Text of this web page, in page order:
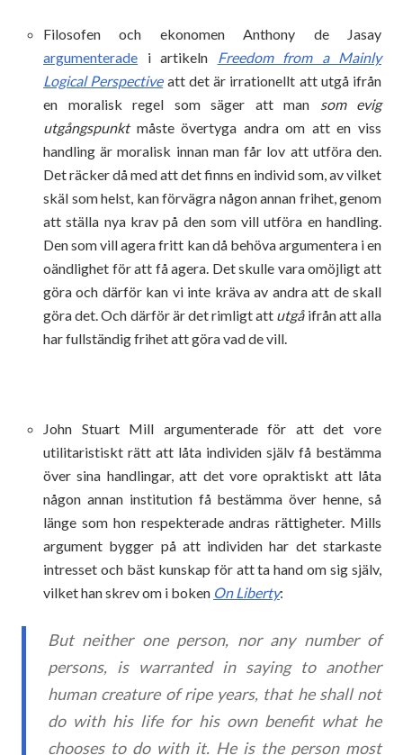
Filosofen och ekonomen Anthony de Jasay
argumenterade i artikeln Freedom from a Mainly
Logical Perspectiveatt det är irrationellt att utgå ifrån
en moralisk regel som säger att man som evig
utgångspunkt måste övertyga andra om att en viss
handling är moralisk innan man får lov att utföra den.
Det räcker då med att det finns en individ som, av vilket
skäl som helst, kan förvägra någon annan frihet, genom
att ställa nya krav på den som vill utföra en handling.
Den som vill agera fritt kan då behöva argumentera i en
oändlighet för att få agera. Det skulle vara omöjligt att
göra och därför kan vi inte kräva av andra att de skall
göra det. Och därför är det rimligt att utgåifrån att alla
har fullständig frihet att göra vad de vill.
John Stuart Mill argumenterade för att det vore
utilitaristiskt rätt att låta individen själv få bestämma
över sina handlingar, att det vore opraktiskt att låta
någon annan institution få bestämma över henne, så
länge som hon respekterade andras rättigheter. Mills
argument bygger på att individen har det starkaste
intresset och bäst kunskap för att ta hand om sig själv,
vilket han skrev om i boken On Liberty:
But neither one person, nor any number of
persons, is warranted in saying to another
human creature of ripe years, that he shall not
do with his life for his own benefit what he
chooses to do with it. He is the person most